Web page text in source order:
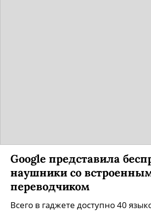
Google представила
наушники со
переводчиком
Всего в гаджете доступно 40